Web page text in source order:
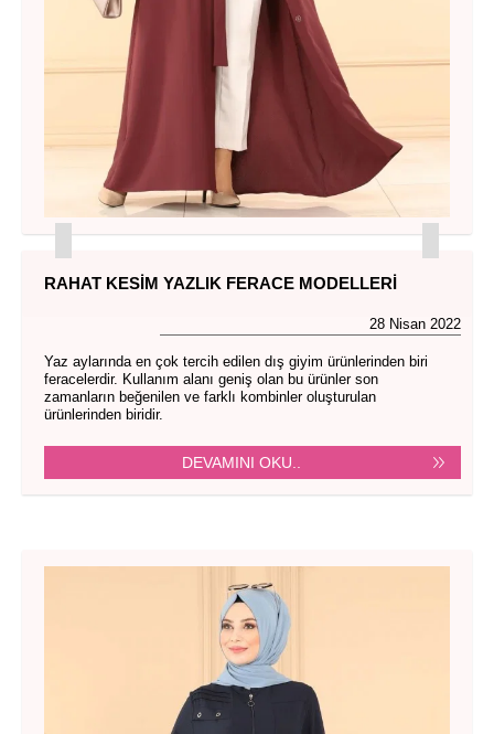
RAHAT KESIM YAZLIK FERACE MODELLERI
28 Nisan 2022
Yaz aylarında en çok tercih edilen dış giyim ürünlerinden biri
feracelerdir. Kullanım alanı geniş olan bu ürünler son
zamanların beğenilen ve farklı kombinler oluşturulan
ürünlerinden biridir.
DEVAMINI OKU..